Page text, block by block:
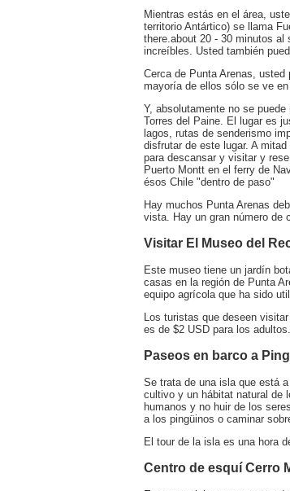
Mientras estás en el área,
territorio Antártico) se llama
there.about 20 - 30 minutos
increíbles. Usted también
Cerca de Punta Arenas,
mayoría de ellos sólo se ve
Y, absolutamente no se
Torres del Paine. El lugar es
lagos, rutas de senderismo
disfrutar de este lugar. A
para descansar y visitar y
Puerto Montt en el ferry de
ésos Chile "dentro de paso"
Hay muchos Punta Arenas
vista. Hay un gran número de
Visitar El Museo del
Este museo tiene un jardín
casas en la región de Punta
equipo agrícola que ha sido
Los turistas que deseen
es de $2 USD para los
Paseos en barco a
Se trata de una isla que está
cultivo y un hábitat natural de
humanos y no huir de los
a los pingüinos o caminar
El tour de la isla es una hora
Centro de esquí Cerro